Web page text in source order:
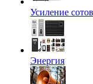
Усиление
Энергия